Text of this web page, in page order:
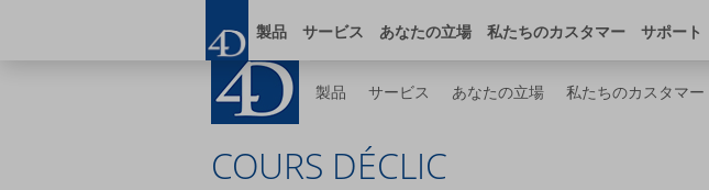
製品 サービス あなたの立場 私たちのカスタマー サポート
ブログ オンラインストア デベロッパー
製品 サービス あなたの立場 私たちのカスタマー
COURS DÉCLIC